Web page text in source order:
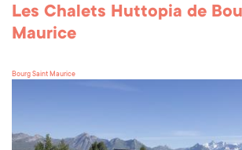
Les Chalets Huttopia de
Maurice
Bourg Saint Maurice